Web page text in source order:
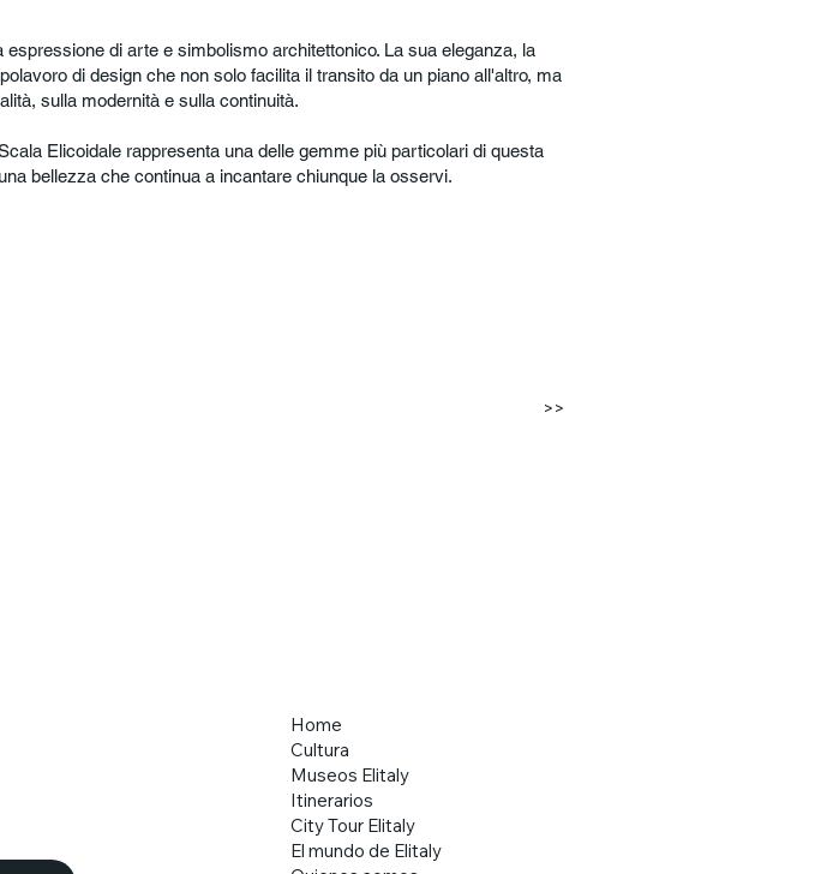
di arte e simbolismo architettonico. La sua eleganza, la
di design che non solo facilita il transito da un piano all'altro, ma
sulla modernità e sulla continuità.
Elicoidale rappresenta una delle gemme più particolari di questa
bellezza che continua a incantare chiunque la osservi.
>>
Home
Cultura
Museos Elitaly
Itinerarios
City Tour Elitaly
El mundo de Elitaly